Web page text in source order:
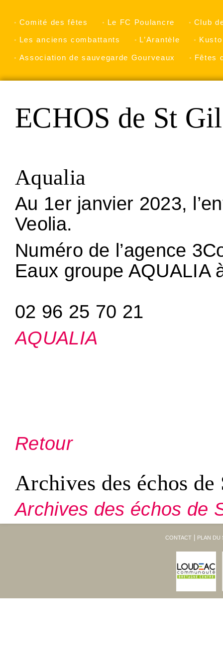
Comité des fêtes Le FC Poulancre Club
Les anciens combattants L’Arantèle
Association de sauvegarde Gourveaux Fêtes
ECHOS de St
Aqualia
Au 1er janvier 2023,
Veolia.
Numéro de l’agence
Eaux groupe AQUALIA
02 96 25 70 21
AQUALIA
Retour
Archives des échos
Archives des échos de
CONTACT PLAN DU